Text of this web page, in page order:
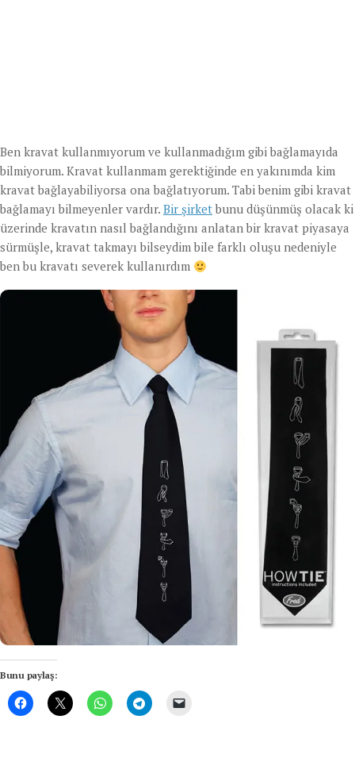
Ben kravat kullanmıyorum ve kullanmadığım gibi bağlamayıda
bilmiyorum. Kravat kullanmam gerektiğinde en yakınımda kim
kravat bağlayabiliyorsa ona bağlatıyorum. Tabi benim gibi kravat
bağlamayı bilmeyenler vardır. Bir şirketbunu düşünmüş olacak ki
üzerinde kravatın nasıl bağlandığını anlatan bir kravat piyasaya
sürmüşle, kravat takmayı bilseydim bile farklı oluşu nedeniyle
ben bu kravatı severek kullanırdım
Bunu paylaş: